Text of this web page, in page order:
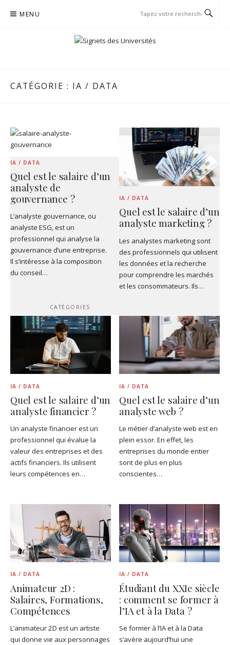
MENU
CATÉGORIE : IA / DATA
IA / DATA
Quel est le salaire d’un
analyste de
gouvernance ?
L’analyste gouvernance, ou
analyste ESG, est un
professionnel qui analyse la
gouvernance d’une entreprise.
Il s’intéresse à la composition
du conseil…
IA / DATA
Quel est le salaire d’un
analyste marketing ?
Les analystes marketing sont
des professionnels qui utilisent
les données et la recherche
pour comprendre les marchés
et les consommateurs. Ils…
IA / DATA
Quel est le salaire d’un
analyste financier ?
Un analyste financier est un
professionnel qui évalue la
valeur des entreprises et des
actifs financiers. Ils utilisent
leurs compétences en…
IA / DATA
Quel est le salaire d’un
analyste web ?
Le métier d’analyste web est en
plein essor. En effet, les
entreprises du monde entier
sont de plus en plus
conscientes…
IA / DATA
Animateur 2D :
Salaires, Formations,
Compétences
L’animateur 2D est un artiste
qui donne vie aux personnages
IA / DATA
Étudiant du XXIe siècle
: comment se former à
l’IA et à la Data ?
Se former à l’IA et à la Data
s’avère aujourd’hui une
CATÉGORIES